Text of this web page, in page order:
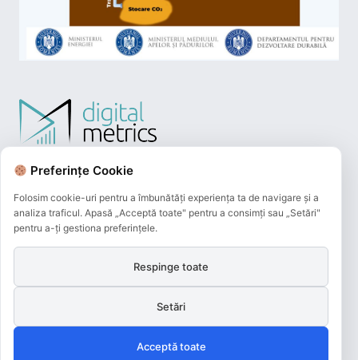
și beneficiază de 3D-Secure.
Preferințe Cookie
Folosim cookie-uri pentru a îmbunătăți experiența ta de navigare și a
analiza traficul. Apasă „Acceptă toate" pentru a consimți sau „Setări"
pentru a-ți gestiona preferințele.
Respinge toate
Setări
Acceptă toate